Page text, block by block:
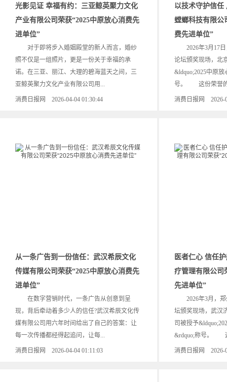
光影见证 幸福有约：三亚鲸英聚力文化
产业有限公司荣获“2025中原放心消费先
进单位”
对于即将步入婚姻殿堂的新人而言，婚纱
照不仅是一组照片，更是一份关于幸福的承
诺。在三亚、丽江、大理的碧海蓝天之间，三
亚鲸英聚力文化产业有限公司用...
消费日报网 2026-04-04 01:30:44
以技术守护信任
螳螂科技有限公
费先进单位”
2026年3月17日
论坛颁奖现场，北
&ldquo;2025中原
号。 这份荣誉的
消费日报网 2026-
从一条广告到一份信任：武汉希辰文化
传媒有限公司荣获“2025中原放心消费先
进单位”
在数字营销时代，一条广告从创意到呈
现，背后牵动着多少人的信任?武汉希辰文化传
媒有限公司用六年时间给出了自己的答案：让
每一次传播都经得起追问，让每...
消费日报网 2026-04-04 01:11:03
医者仁心 信任
疗管理有限公司
先进单位”
2026年3月，郑
坛颁奖现场，武汉
司被授予
&rdquo;称号。
消费日报网 2026-